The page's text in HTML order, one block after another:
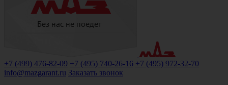
+7 (499) 476-82-09 +7 (495) 740-26-16 +7 (495) 972-32-70
info@mazgarant.ru Заказать звонок